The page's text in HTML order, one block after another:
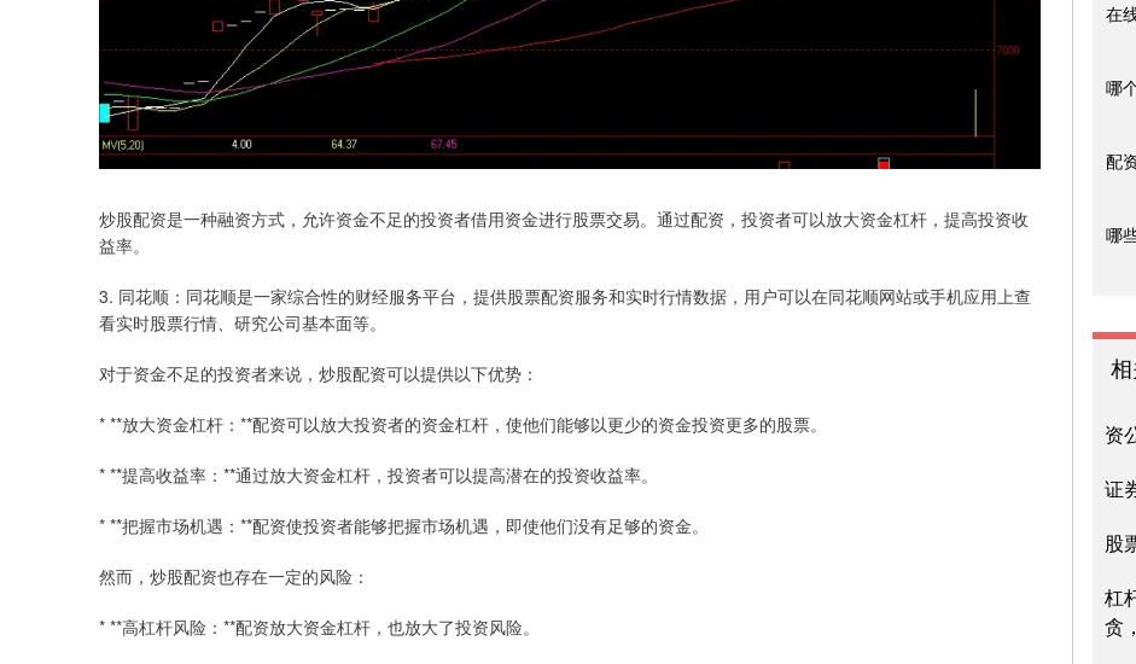
炒股配资是一种融资方式，允许资金不足的投资者借用资金进行股票交易。通过配资，投资者可以放大资金杠杆，提高投资收
益率。
3. 同花顺：同花顺是一家综合性的财经服务平台，提供股票配资服务和实时行情数据，用户可以在同花顺网站或手机应用上查
看实时股票行情、研究公司基本面等。
对于资金不足的投资者来说，炒股配资可以提供以下优势：
* **放大资金杠杆：**配资可以放大投资者的资金杠杆，使他们能够以更少的资金投资更多的股票。
* **提高收益率：**通过放大资金杠杆，投资者可以提高潜在的投资收益率。
* **把握市场机遇：**配资使投资者能够把握市场机遇，即使他们没有足够的资金。
然而，炒股配资也存在一定的风险：
* **高杠杆风险：**配资放大资金杠杆，也放大了投资风险。
在
哪
配
哪
资
证
股
杠
贪